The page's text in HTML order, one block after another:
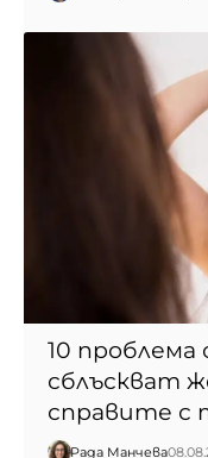
10 проблема
сблъскват
справите с
Рада Манчева